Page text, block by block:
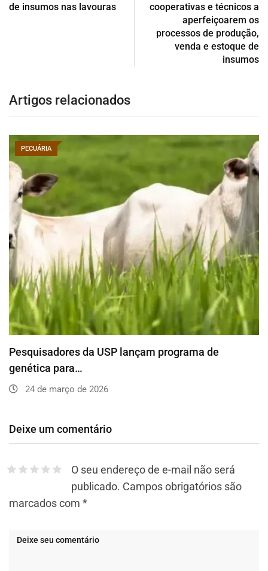
de insumos nas lavouras
cooperativas e técnicos a
aperfeiçoarem os
processos de produção,
venda e estoque de
insumos
Artigos relacionados
PECUÁRIA
Pesquisadores da USP lançam programa de
genética para…
24 de março de 2026
Deixe um comentário
O seu endereço de e-mail não será
publicado. Campos obrigatórios são
marcados com *